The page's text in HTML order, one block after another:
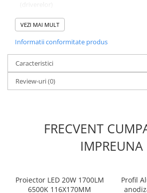
Voltaj
Curent maxim de ieșire
Numărul de ieșiri ale
controlerului
5 ieșiri
Tipul de comunicare
Curba de reglare a
de 230V
VEZI MAI MULT
Informatii conformitate produs
Caracteristici
Review-uri(0)
FRECVENT
IMPREUNA
Proiector LED 20W 1700LM
6500K 116X170MM
Profil